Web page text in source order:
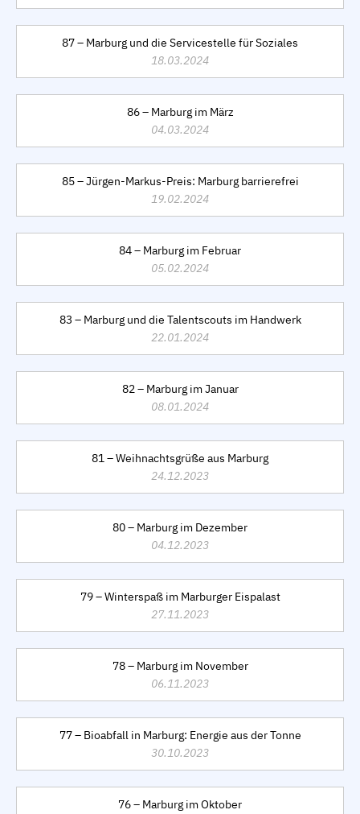
87 – Marburg und die Servicestelle für Soziales
18.03.2024
86 – Marburg im März
04.03.2024
85 – Jürgen-Markus-Preis: Marburg barrierefrei
19.02.2024
84 – Marburg im Februar
05.02.2024
83 – Marburg und die Talentscouts im Handwerk
22.01.2024
82 – Marburg im Januar
08.01.2024
81 – Weihnachtsgrüße aus Marburg
24.12.2023
80 – Marburg im Dezember
04.12.2023
79 – Winterspaß im Marburger Eispalast
27.11.2023
78 – Marburg im November
06.11.2023
77 – Bioabfall in Marburg: Energie aus der Tonne
30.10.2023
76 – Marburg im Oktober